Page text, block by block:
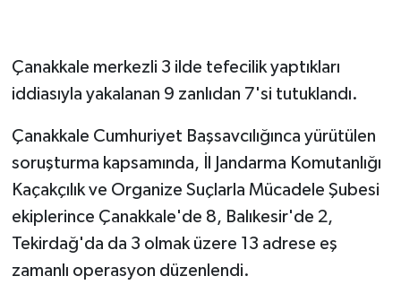
Çanakkale merkezli 3 ilde tefecilik yaptıkları
iddiasıyla yakalanan 9 zanlıdan 7'si tutuklandı.
Çanakkale Cumhuriyet Başsavcılığınca yürütülen
soruşturma kapsamında, İl Jandarma Komutanlığı
Kaçakçılık ve Organize Suçlarla Mücadele Şubesi
ekiplerince Çanakkale'de 8, Balıkesir'de 2,
Tekirdağ'da da 3 olmak üzere 13 adrese eş
zamanlı operasyon düzenlendi.
Resmî ilanlar
Sağlık
Spor
Tarım ve Ekonomi